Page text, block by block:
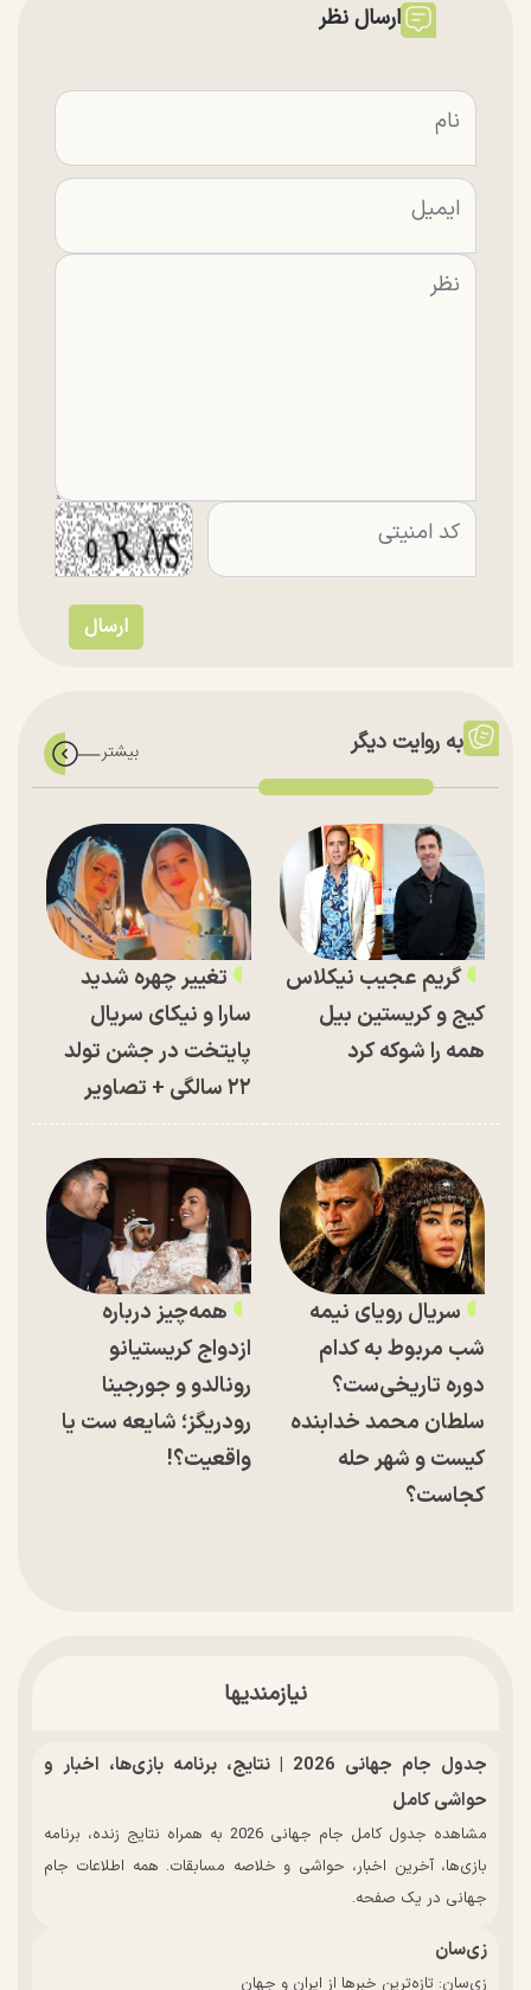
ارسال نظر
به روایت دیگر
گریم عجیب نیکلاس
کیج و کریستین بیل
همه را شوکه کرد
تغییر چهره شدید
سارا و نیکای سریال
پایتخت در جشن تولد
۲۲ سالگی + تصاویر
سریال رویای نیمه
شب مربوط به کدام
دوره تاریخی‌ست؟
سلطان محمد خدابنده
کیست و شهر حله
کجاست؟
همه‌چیز درباره
ازدواج کریستیانو
رونالدو و جورجینا
رودریگز؛ شایعه ست یا
واقعیت؟!
نیازمندیها
جدول جام جهانی 2026 | نتایج، برنامه بازی‌ها، اخبار و
حواشی کامل
مشاهده جدول کامل جام جهانی 2026 به همراه نتایج زنده، برنامه
بازی‌ها، آخرین اخبار، حواشی و خلاصه مسابقات. همه اطلاعات جام
جهانی در یک صفحه.
زی‌سان
زی‌سان: تازه‌ترین خبرها از ایران و جهان